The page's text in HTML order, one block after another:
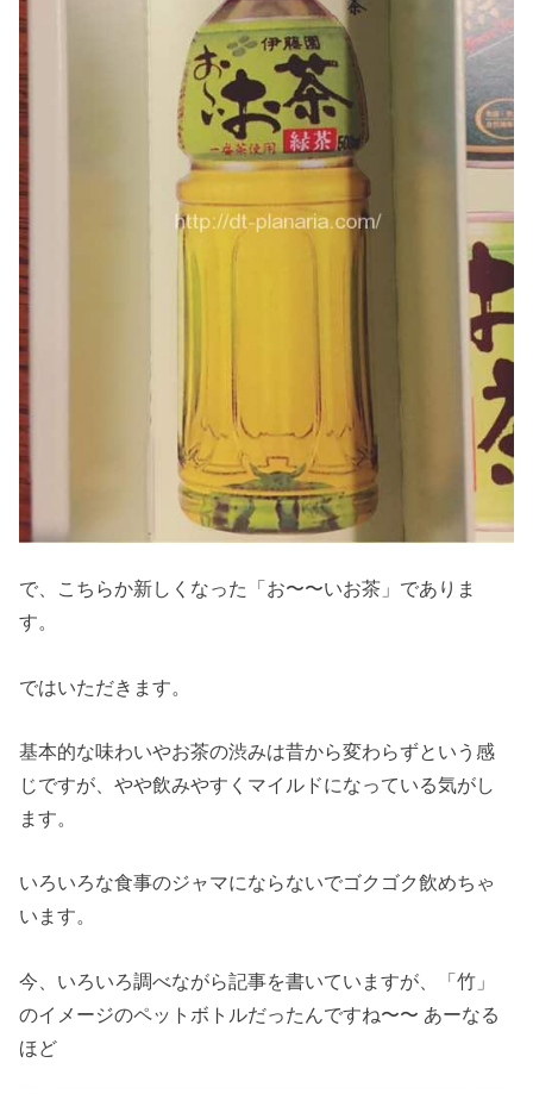
で、こちらか新しくなった「お〜〜いお茶」でありま
す。
ではいただきます。
基本的な味わいやお茶の渋みは昔から変わらずという感
じですが、やや飲みやすくマイルドになっている気がし
ます。
いろいろな食事のジャマにならないでゴクゴク飲めちゃ
います。
今、いろいろ調べながら記事を書いていますが、「竹」
のイメージのペットボトルだったんですね〜〜 あーなる
ほど